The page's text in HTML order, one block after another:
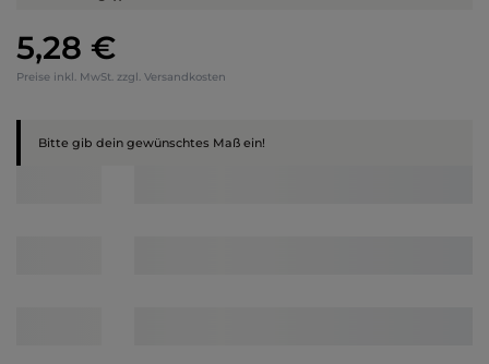
Regulärer Preis:
5,28 €
Preise inkl. MwSt. zzgl. Versandkosten
Bitte gib dein gewünschtes Maß ein!